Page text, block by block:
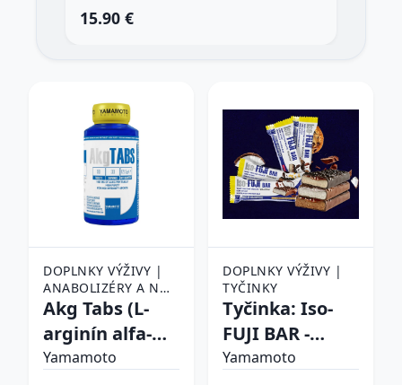
15.90 €
DOPLNKY VÝŽIVY |
ANABOLIZÉRY A NO
DOPLNKY |
ANABOLIZÉRY A NO
DOPLNKY
Akg Tabs (L-
arginín alfa-
ketoglutarát) -
Yamamoto
DOPLNKY VÝŽIVY |
TYČINKY
Tyčinka: Iso-
FUJI BAR -
Yamamoto 40
Yamamoto